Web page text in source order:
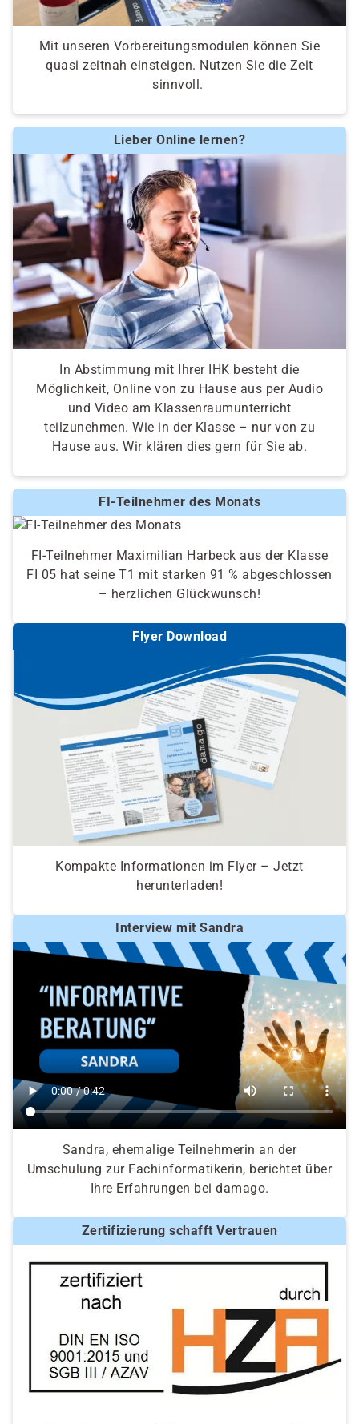
Mit unseren Vorbereitungsmodulen können Sie
quasi zeitnah einsteigen. Nutzen Sie die Zeit
sinnvoll.
Lieber Online lernen?
In Abstimmung mit Ihrer IHK besteht die
Möglichkeit, Online von zu Hause aus per Audio
und Video am Klassenraumunterricht
teilzunehmen. Wie in der Klasse – nur von zu
Hause aus. Wir klären dies gern für Sie ab.
FI-Teilnehmer des Monats
FI-Teilnehmer Maximilian Harbeck aus der Klasse
FI 05 hat seine T1 mit starken 91 % abgeschlossen
– herzlichen Glückwunsch!
Flyer Download
Kompakte Informationen im Flyer – Jetzt
herunterladen!
Interview mit Sandra
Sandra, ehemalige Teilnehmerin an der
Umschulung zur Fachinformatikerin, berichtet über
Ihre Erfahrungen bei damago.
Zertifizierung schafft Vertrauen